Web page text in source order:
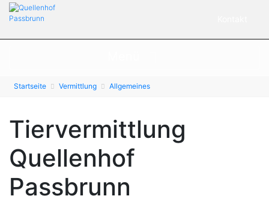
Startseite Vermittlung Allgemeines
Tiervermittlung
Quellenhof
Passbrunn